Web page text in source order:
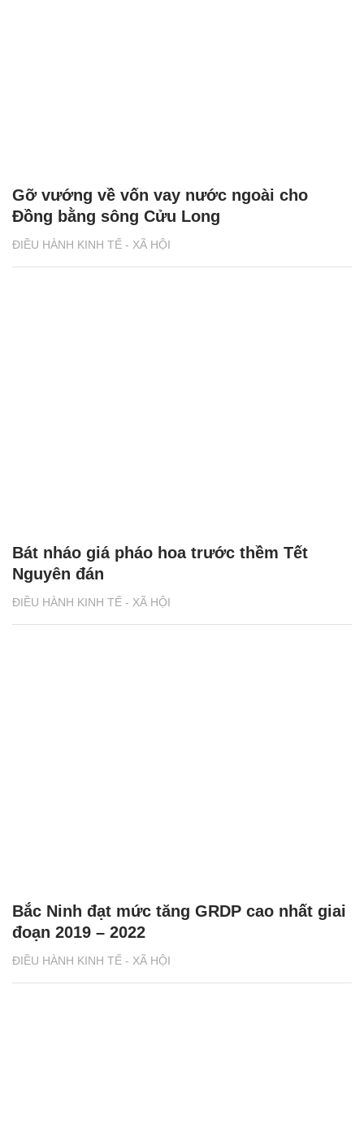
ĐIỀU HÀNH KINH TẾ - XÃ HỘI
Gỡ vướng về vốn vay nước ngoài cho
Đồng bằng sông Cửu Long
ĐIỀU HÀNH KINH TẾ - XÃ HỘI
Bát nháo giá pháo hoa trước thềm Tết
Nguyên đán
ĐIỀU HÀNH KINH TẾ - XÃ HỘI
Bắc Ninh đạt mức tăng GRDP cao nhất giai
đoạn 2019 – 2022